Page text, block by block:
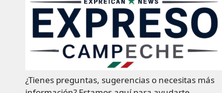
¿Tienes preguntas, sugerencias o necesitas más